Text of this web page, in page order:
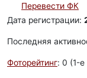
Перевести ФК
Дата регистрации:
Последняя
Фоторейтинг: 0 (1-e